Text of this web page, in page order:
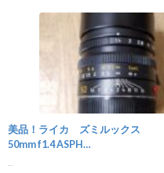
美品！ライカ ズミルックス
50mm f1.4 ASPH